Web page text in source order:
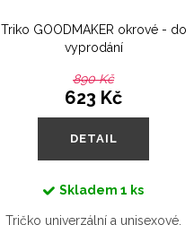
Triko GOODMAKER okrové - do
vyprodání
890 Kč
623 Kč
DETAIL
Skladem 1 ks
Tričko univerzální a unisexové,